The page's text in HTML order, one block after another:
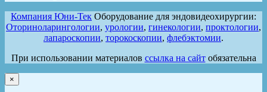
Компания Юни-Тек Оборудование для эндовидеохирургии:
Оториноларингологии, урологии, гинекологии, проктологии,
лапароскопии, торокоскопии, флебэктомии.
При использовании материалов ссылка на сайтобязательна
×